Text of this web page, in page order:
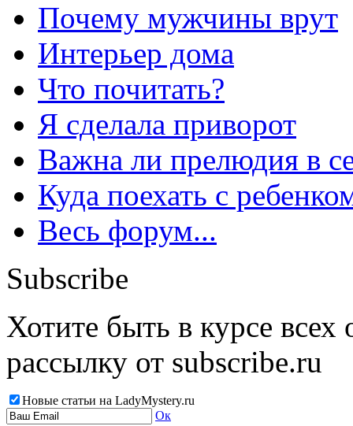
Почему мужчины врут
Интерьер дома
Что почитать?
Я сделала приворот
Важна ли прелюдия в
Куда поехать с
Весь форум...
Subscribe
Хотите быть в курсе
рассылку от subscribe.ru
Новые статьи на LadyMystery.ru
Ок